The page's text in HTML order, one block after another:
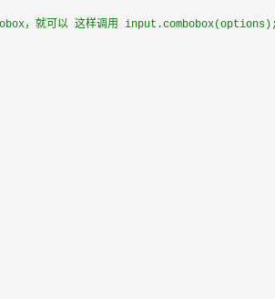
，就可以 这样调用 input.combobox(options);